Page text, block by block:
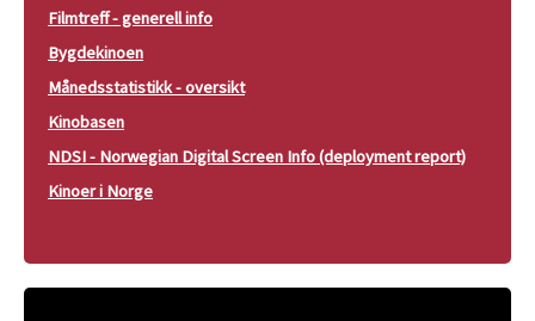
Filmtreff - generell info
Bygdekinoen
Månedsstatistikk - oversikt
Kinobasen
NDSI - Norwegian Digital Screen Info (deployment report)
Kinoer i Norge